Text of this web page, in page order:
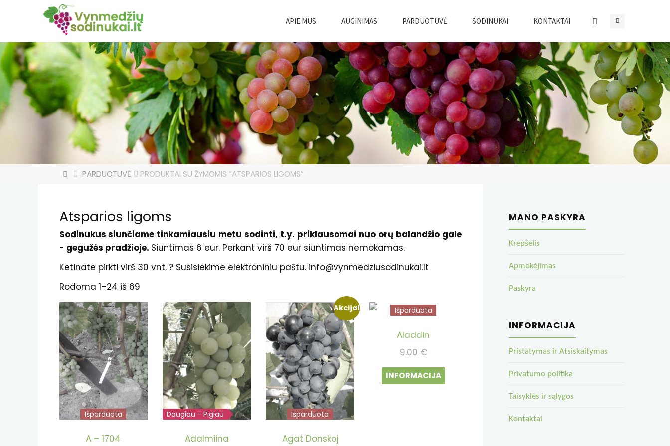
APIE MUS AUGINIMAS PARDUOTUVĖ SODINUKAI KONTAKTAI
HOMEPARDUOTUVĖ PRODUKTAI SU ŽYMOMIS “ATSPARIOS LIGOMS”
Atsparios ligoms
Sodinukus siunčiame tinkamiausiu metu sodinti, t.y. priklausomai nuo orų balandžio gale
- gegužės pradžioje. Siuntimas 6 eur. Perkant virš 70 eur siuntimas nemokamas.
Ketinate pirkti virš 30 vnt. ? Susisiekime elektroniniu paštu. info@vynmedziusodinukai.lt
Rodoma 1–24 iš 69
Išparduota
A – 1704
Išparduota
Daugiau - Pigiau
Adalmiina
Akcija!
Išparduota
Agat Donskoj
Išparduota
Aladdin
9.00 €
INFORMACIJA
MANO PASKYRA
Krepšelis
Apmokėjimas
Paskyra
INFORMACIJA
Pristatymas ir Atsiskaitymas
Privatumo politika
Taisyklės ir sąlygos
Kontaktai